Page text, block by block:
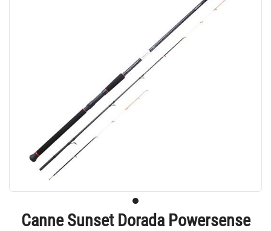
Canne Sunset Dorada Powersense